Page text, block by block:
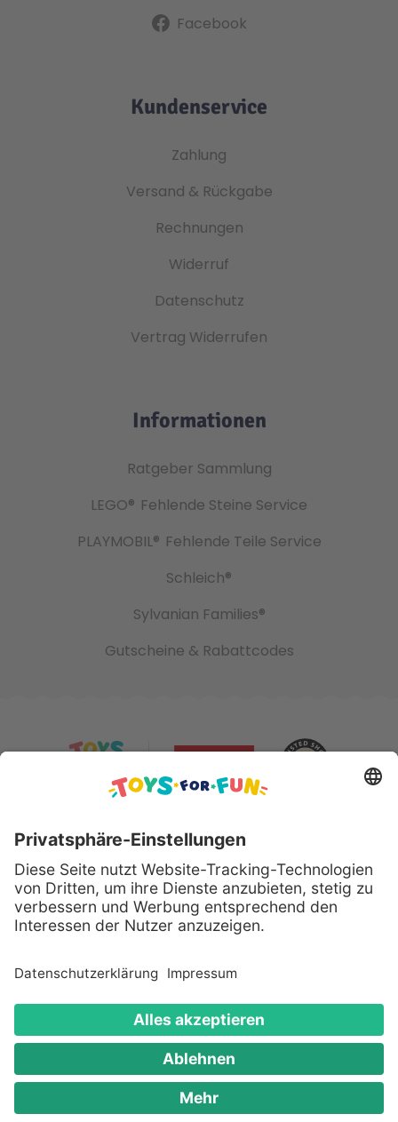
Facebook
Kundenservice
Zahlung
Versand & Rückgabe
Rechnungen
Widerruf
Datenschutz
Vertrag Widerrufen
Informationen
Ratgeber Sammlung
LEGO® Fehlende Steine Service
PLAYMOBIL® Fehlende Teile Service
Schleich®
Sylvanian Families®
Gutscheine & Rabattcodes
Sicher bezahlen mit:
Alle genannten Produkte und Logos sind eingetragene
Warenzeichen der jeweiligen Hersteller.
Copyright © 2008 - 2026 Toys for Fun GmbH - Alle
Rechte vorbehalten